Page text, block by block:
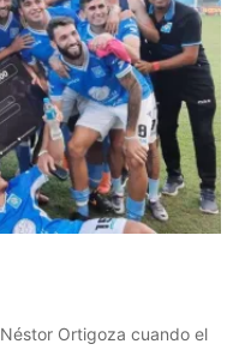
Ortigoza cuando el